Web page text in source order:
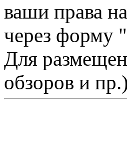
ваши права
через форму
Для
обзоров и